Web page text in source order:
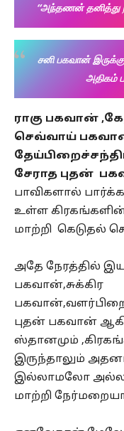
“அந்தணன் தனித்து
சனி பகவான்
அதிகம்
ராகு பகவான்
செவ்வாய்
சேராத புதன்
பாவிகளால்
உள்ள
மாற்றி கெடுதல்
அதே நேரத்தில்
பகவான்,சுக்கிர
புதன் பகவான்
ஸ்தானமும்
இருந்தாலும்
இல்லாமலோ
மாற்றி